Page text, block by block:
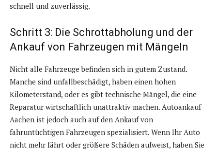
schnell und zuverlässig.
Schritt 3: Die Schrottabholung und der
Ankauf von Fahrzeugen mit Mängeln
Nicht alle Fahrzeuge befinden sich in gutem Zustand.
Manche sind unfallbeschädigt, haben einen hohen
Kilometerstand, oder es gibt technische Mängel, die eine
Reparatur wirtschaftlich unattraktiv machen. Autoankauf
Aachen ist jedoch auch auf den Ankauf von
fahruntüchtigen Fahrzeugen spezialisiert. Wenn Ihr Auto
nicht mehr fährt oder größere Schäden aufweist, haben Sie